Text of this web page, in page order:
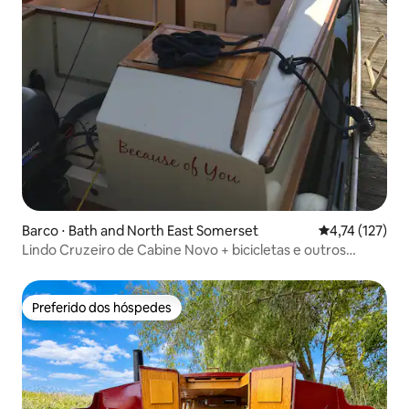
Barco ⋅ Bath and North East Somerset 4,74 de uma
4,74 (127)
Lindo Cruzeiro de Cabine Novo + bicicletas e outros
Preferido dos hóspedes
Preferido dos hóspedes